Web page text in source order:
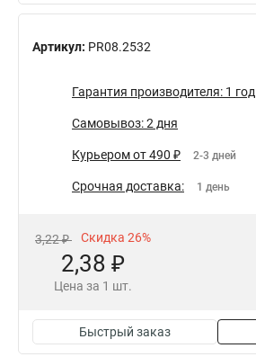
Артикул: PR08.2532
Гарантия производителя: 1 год
Самовывоз: 2 дня
Курьером от 490 ₽ 2-3 дней
Срочная доставка: 1 день
3,22 ₽ Скидка 26%
2,38 ₽
Цена за 1 шт.
Быстрый заказ